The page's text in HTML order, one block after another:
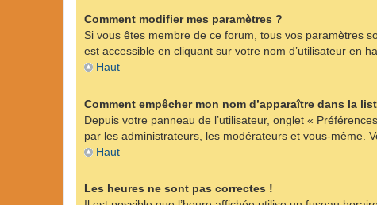
Comment modifier mes paramètres ?
Si vous êtes membre de ce forum, tous vos paramètres
est accessible en cliquant sur votre nom d’utilisateur en
Haut
Comment empêcher mon nom d’apparaître dans la
Depuis votre panneau de l’utilisateur, onglet «
par les administrateurs, les modérateurs et vous-même.
Haut
Les heures ne sont pas correctes !